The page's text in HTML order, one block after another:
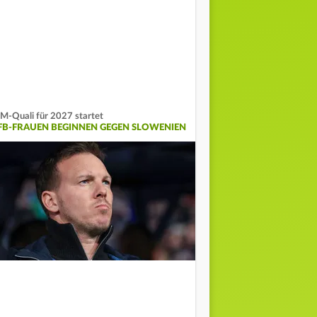
Quali für 2027 startet
FRAUEN BEGINNEN GEGEN SLOWENIEN